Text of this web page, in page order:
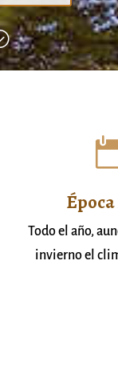
Todo el año,
invierno el